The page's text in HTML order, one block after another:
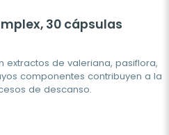
30 cápsulas
extractos de valeriana, pasiflora,
componentes contribuyen a la
de descanso.